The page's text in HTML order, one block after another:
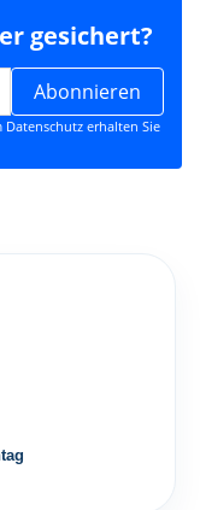
gesichert?
Abonnieren
erhalten Sie